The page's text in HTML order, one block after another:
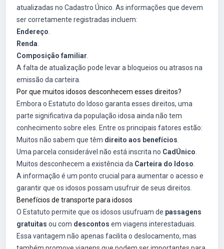
atualizadas no Cadastro Único. As informações que devem
ser corretamente registradas incluem:
Endereço
Renda
Composição familiar
A falta de atualização pode levar a bloqueios ou atrasos na
emissão da carteira.
Por que muitos idosos desconhecem esses direitos?
Embora o Estatuto do Idoso garanta esses direitos, uma
parte significativa da população idosa ainda não tem
conhecimento sobre eles. Entre os principais fatores estão:
Muitos não sabem que têm direito aos benefícios
Uma parcela considerável não está inscrita no CadÚnico
Muitos desconhecem a existência da Carteira do Idoso
A informação é um ponto crucial para aumentar o acesso e
garantir que os idosos possam usufruir de seus direitos.
Benefícios de transporte para idosos
O Estatuto permite que os idosos usufruam de passagens
gratuitas ou com descontos em viagens interestaduais.
Essa vantagem não apenas facilita o deslocamento, mas